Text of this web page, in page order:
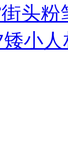
街头
矮小